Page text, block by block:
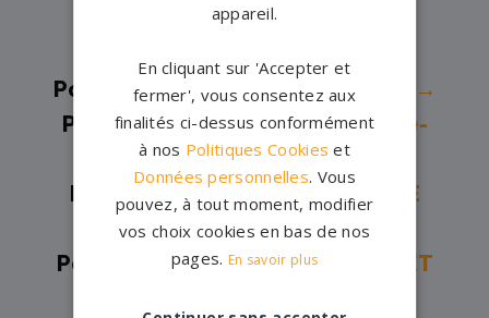
Pompes funèbres -
Pompes funèbres -PAREMPUYRE→
Pompes funèbres -Saint-Magne-
de-Castillon→
Pompes funèbres -
ST DENIS DE
PILE→
Pompes funèbres - ST SULPICE ET
appareil.
En cliquant sur 'Accepter et
fermer', vous consentez aux
finalités ci-dessus conformément
à nos Politiques Cookies et
Données personnelles. Vous
pouvez, à tout moment, modifier
vos choix cookies en bas de nos
pages. En savoir plus